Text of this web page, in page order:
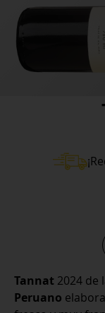
Tannat 2024 de
Peruano